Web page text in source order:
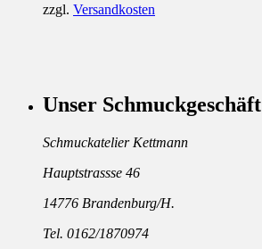
zzgl. Versandkosten
Unser Schmuckgeschäft
Schmuckatelier Kettmann
Hauptstrassse 46
14776 Brandenburg/H.
Tel. 0162/1870974